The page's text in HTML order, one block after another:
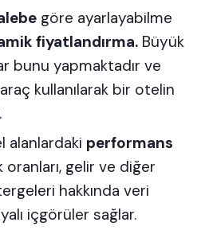
göre ayarlayabilme
fiyatlandırma. Büyük
bunu yapmaktadır ve
kullanılarak bir otelin
alanlardaki performans
oranları, gelir ve diğer
hakkında veri
içgörüler sağlar.